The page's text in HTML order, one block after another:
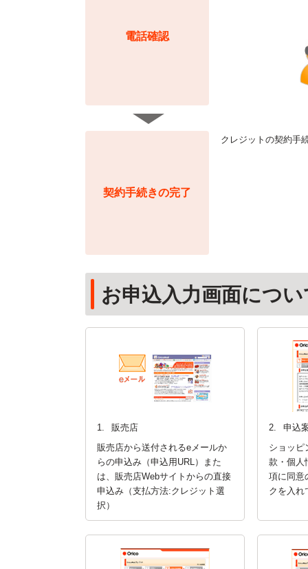
電話確認
契約手続きの完了
クレジットの契約手
お申込入力画面につい
1.
販売店
販売店から送付されるeメールか
らの申込み（申込用URL）また
は、販売店Webサイトからの直接
申込み（支払方法:クレジット選
択）
2.
申込
ショッピ
款・個人
項に同意
クを入れ